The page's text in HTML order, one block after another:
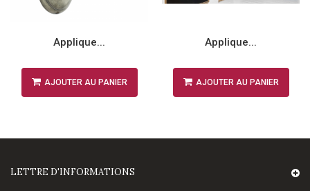
Applique...
AJOUTER AU PANIER
Applique...
AJOUTER AU PANIER
LETTRE D'INFORMATIONS